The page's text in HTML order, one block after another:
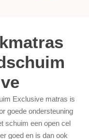
Exclusive matras is
goede ondersteuning
schuim een open cel
goed en is dan ook